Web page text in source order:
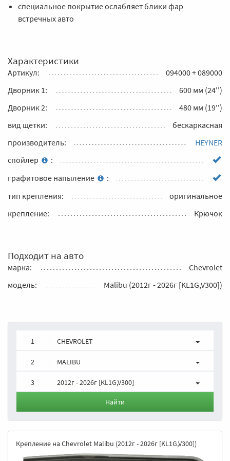
специальное покрытие ослабляет блики фар
встречных авто
Характеристики
Артикул:
094000 + 089000
Дворник 1:
600 мм (24'')
Дворник 2:
480 мм (19'')
вид щетки:
бескаркасная
производитель:
HEYNER
спойлер
:
графитовое напыление
:
тип крепления:
оригинальное
крепление:
Крючок
Подходит на авто
марка:
Chevrolet
модель:
Malibu (2012г - 2026г [KL1G,V300])
1 CHEVROLET
2 MALIBU
3 2012г - 2026г [KL1G,V300]
Найти
Крепление на Chevrolet Malibu (2012г - 2026г [KL1G,V300])